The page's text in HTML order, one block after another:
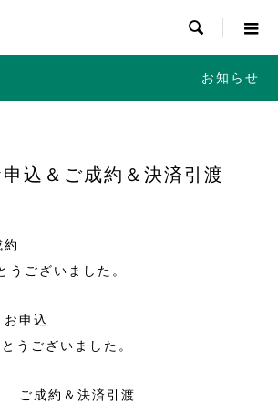

お知らせ
込＆ご成約＆決済引渡
ございました。
申込
うございました。
ご成約＆決済引渡